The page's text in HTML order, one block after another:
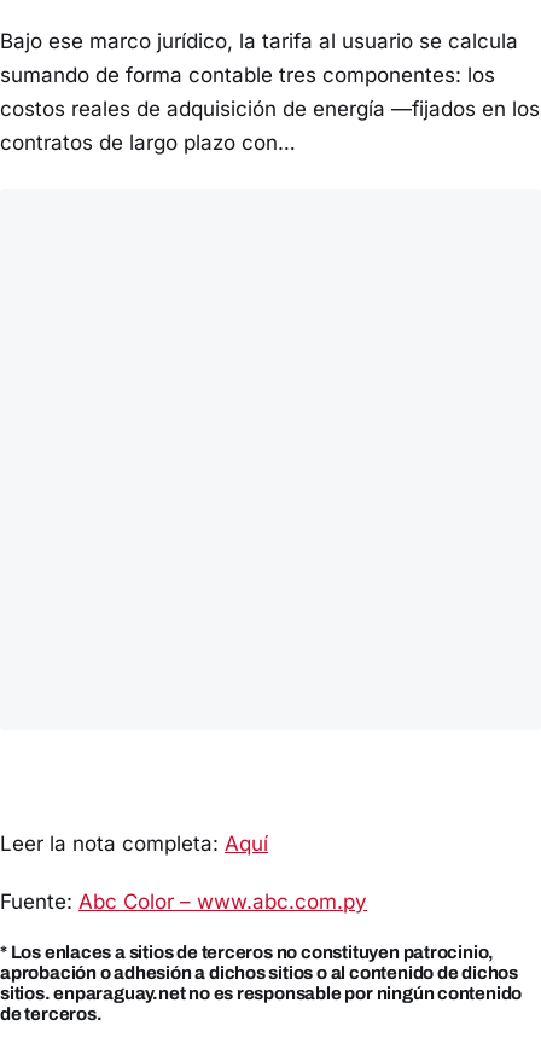
Bajo ese marco jurídico, la tarifa al usuario se calcula
sumando de forma contable tres componentes: los
costos reales de adquisición de energía —fijados en los
contratos de largo plazo con…
Leer la nota completa: Aquí
Fuente: Abc Color – www.abc.com.py
* Los enlaces a sitios de terceros no constituyen patrocinio,
aprobación o adhesión a dichos sitios o al contenido de dichos
sitios. enparaguay.net no es responsable por ningún contenido
de terceros.